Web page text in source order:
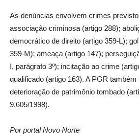
As denúncias envolvem crimes
associação criminosa (artigo 288);
democrático de direito (artigo 359-L);
359-M); ameaça (artigo 147);
I, parágrafo 3º); incitação ao crime
qualificado (artigo 163). A PGR
deterioração de patrimônio tombado
9.605/1998).
Por portal Novo Norte